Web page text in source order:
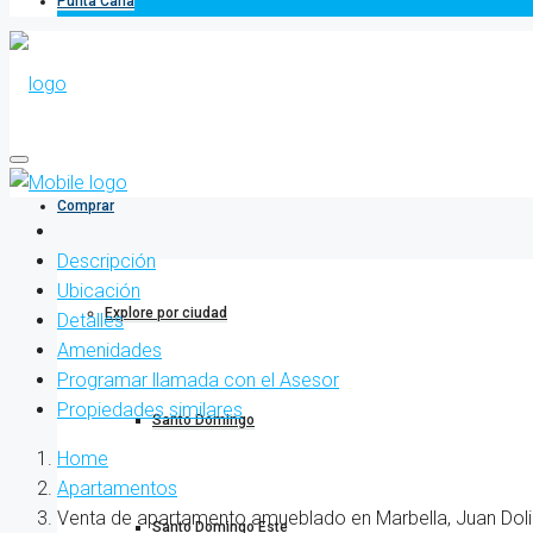
Comprar
Explore por ciudad
Santo Domingo
Santo Domingo Este
Descripción
Ubicación
Detalles
Amenidades
Programar llamada con el Asesor
Propiedades similares
Home
Apartamentos
Venta de apartamento amueblado en Marbella, Juan